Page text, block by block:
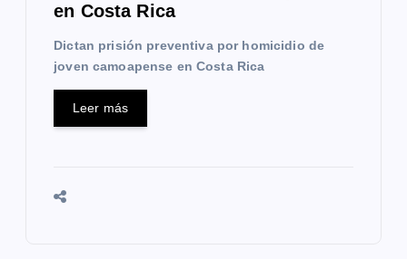
en Costa Rica
Dictan prisión preventiva por homicidio de
joven camoapense en Costa Rica
Leer más